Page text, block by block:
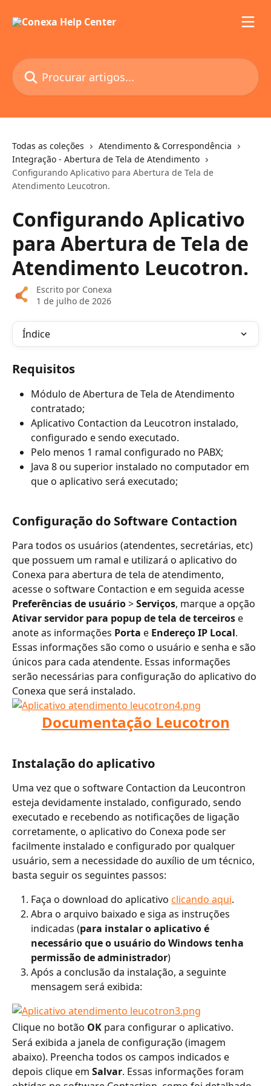
Procurar artigos...
Todas as coleções
Atendimento & Correspondência
Integração - Abertura de Tela de Atendimento
Configurando Aplicativo para Abertura de Tela de
Atendimento Leucotron.
Configurando Aplicativo
para Abertura de Tela de
Atendimento Leucotron.
Escrito por Conexa
1 de julho de 2026
Índice
Requisitos
Módulo de Abertura de Tela de Atendimento
contratado;
Aplicativo Contaction da Leucotron instalado,
configurado e sendo executado.
Pelo menos 1 ramal configurado no PABX;
Java 8 ou superior instalado no computador em
que o aplicativo será executado;
Configuração do Software Contaction
Para todos os usuários (atendentes, secretárias, etc)
que possuem um ramal e utilizará o aplicativo do
Conexa para abertura de tela de atendimento,
acesse o software Contaction e em seguida acesse
Preferências de usuário > Serviços, marque a opção
Ativar servidor para popup de tela de terceiros e
anote as informações Porta e Endereço IP Local.
Essas informações são como o usuário e senha e são
únicos para cada atendente. Essas informações
serão necessárias para configuração do aplicativo do
Conexa que será instalado.
Documentação Leucotron
Instalação do aplicativo
Uma vez que o software Contaction da Leucontron
esteja devidamente instalado, configurado, sendo
executado e recebendo as notificações de ligação
corretamente, o aplicativo do Conexa pode ser
facilmente instalado e configurado por qualquer
usuário, sem a necessidade do auxílio de um técnico,
basta seguir os seguintes passos:
Faça o download do aplicativo clicando aqui.
Abra o arquivo baixado e siga as instruções
indicadas (para instalar o aplicativo é
necessário que o usuário do Windows tenha
permissão de administrador)
Após a conclusão da instalação, a seguinte
mensagem será exibida:
Clique no botão OK para configurar o aplicativo.
Será exibida a janela de configuração (imagem
abaixo). Preencha todos os campos indicados e
depois clique em Salvar. Essas informações foram